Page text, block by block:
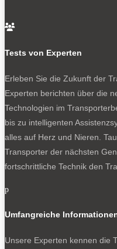
Fahrzeugs wie etwaige
zum Termin Ersatzteile
fortlaufend nach Köln.
immer für die
Michael Anton, Manager
Der schnelle Weg
500 Ford-Betriebe in

Tests von Experten
Erleben Sie die Zukunft der
Experten berichten über die
Technologien im
bis zu intelligenten
alles auf Herz und Nieren.
Transporter der nächsten
fortschrittliche Technik den
p
Umfangreiche
Unsere Experten kennen die